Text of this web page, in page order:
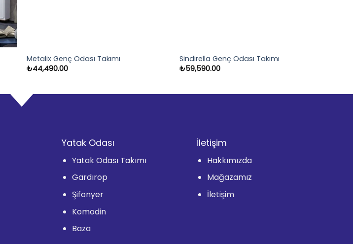
Metalix Genç Odası Takımı
₺44,490.00
Sindirella Genç Odası Takımı
₺59,590.00
Yatak Odası
Yatak Odası Takımı
Gardırop
Şifonyer
Komodin
Baza
İletişim
Hakkımızda
Mağazamız
İletişim